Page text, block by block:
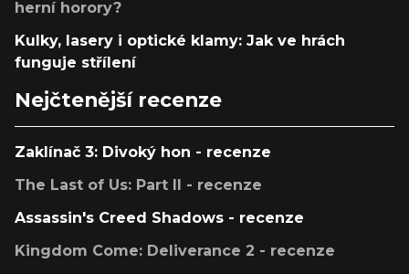
herní horory?
Kulky, lasery i optické klamy: Jak ve hrách
funguje střílení
Nejčtenější recenze
Zaklínač 3: Divoký hon - recenze
The Last of Us: Part II - recenze
Assassin's Creed Shadows - recenze
Kingdom Come: Deliverance 2 - recenze